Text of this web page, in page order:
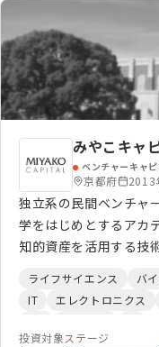
みやこキャ
ベンチャーキャピ
京都府 2013
独立系の民間ベンチャ
学をはじめとするアカ
知的資産を活用する技
繋がる産学連携活動な
代の有力産業・イノベ
す。
ライフサイエンス バ
IT
エレクトロニクス
投資対象ステージ